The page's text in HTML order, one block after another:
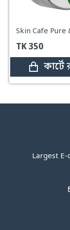
TK350
কার্টে
Largest